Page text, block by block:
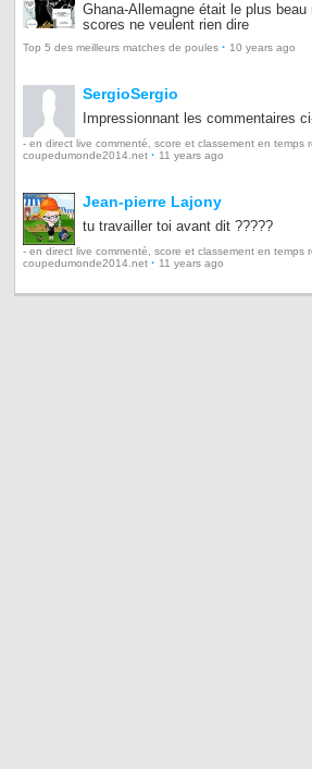
Ghana-Allemagne était le plus
scores ne veulent rien dire
Top 5 des meilleurs matches de poules · 10 years ago
SergioSergio
Impressionnant les commentaires
- en direct live commenté, score et classement en temps
coupedumonde2014.net · 11 years ago
Jean-pierre Lajony
tu travailler toi avant dit ?????
- en direct live commenté, score et classement en temps
coupedumonde2014.net · 11 years ago